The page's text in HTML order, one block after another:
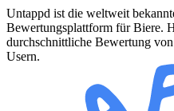
Untappd ist die weltweit
Bewertungsplattform für Biere.
durchschnittliche Bewertung
Usern.